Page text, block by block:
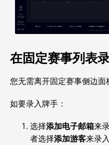
在固定赛事列表
您无需离开固定赛事侧边面
如要录入牌手：
选择添加电子邮箱来
者选择添加游客来录